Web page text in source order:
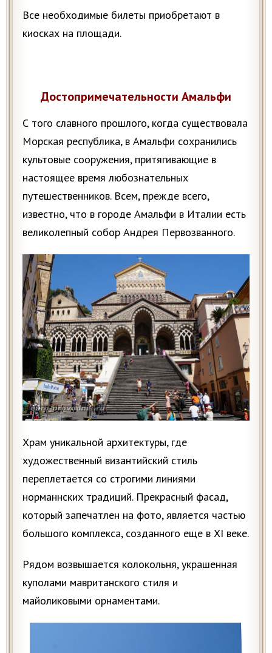
Все необходимые билеты приобретают в
киосках на площади.
Достопримечательности Амальфи
С того славного прошлого, когда существовала
Морская республика, в Амальфи сохранились
культовые сооружения, притягивающие в
настоящее время любознательных
путешественников. Всем, прежде всего,
известно, что в городе Амальфи в Италии есть
великолепный собор Андрея Первозванного.
Храм уникальной архитектуры, где
художественный византийский стиль
переплетается со строгими линиями
норманнских традиций. Прекрасный фасад,
который запечатлен на фото, является частью
большого комплекса, созданного еще в XI веке.
Рядом возвышается колокольня, украшенная
куполами мавританского стиля и
майоликовыми орнаментами.